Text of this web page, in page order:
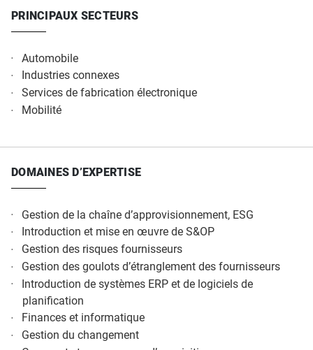
PRINCIPAUX SECTEURS
Automobile
Industries connexes
Services de fabrication électronique
Mobilité
DOMAINES D’EXPERTISE
Gestion de la chaîne d’approvisionnement, ESG
Introduction et mise en œuvre de S&OP
Gestion des risques fournisseurs
Gestion des goulots d’étranglement des fournisseurs
Introduction de systèmes ERP et de logiciels de
planification
Finances et informatique
Gestion du changement